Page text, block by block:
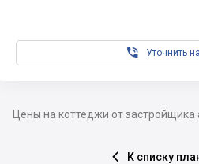
 Уточнить
Цены на коттеджи от
 К списку